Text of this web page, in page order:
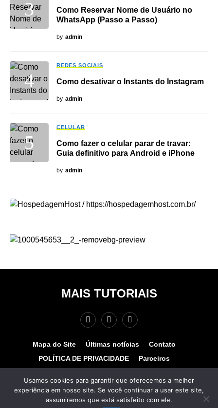
Como Reservar Nome de Usuário no
WhatsApp (Passo a Passo)
by admin
REDES SOCIAIS
Como desativar o Instants do Instagram
by admin
CELULAR
Como fazer o celular parar de travar:
Guia definitivo para Android e iPhone
by admin
MAIS TUTORIAIS
Mapa do Site Últimas notícias
Contato
POLÍTICA DE PRIVACIDADE
Parceiros
© COPYRIGHT 2025 - MAIS TUTORIAIS. TODOS OS
DIREITOS RESERVADOS. Desenvolvido por
Usamos cookies para garantir que oferecemos a melhor
experiência em nosso site. Se você continuar a usar este site,
assumiremos que está satisfeito com ele.